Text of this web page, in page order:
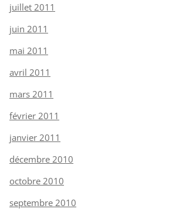
juillet 2011
juin 2011
mai 2011
avril 2011
mars 2011
février 2011
janvier 2011
décembre 2010
octobre 2010
septembre 2010